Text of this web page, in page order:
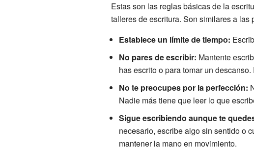
Estas son las reglas básicas de la
talleres de escritura. Son similares a
Establece un límite de tiempo:
No pares de escribir: Mantente
has escrito o para tomar un
No te preocupes por la perfección:
Nadie más tiene que leer lo que
Sigue escribiendo aunque te
necesario, escribe algo sin sentido o
mantener la mano en movimiento.